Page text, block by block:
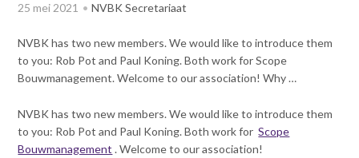
J
m
p
t
m
a
i
25 mei 2021 NVBK Secretariaat
NVBK has two new members.We would like to introduce them
to you: Rob Pot and Paul Koning.Both work for Scope
Bouwmanagement.Welcome to our association!Why …
NVBK has two new members.We would like to introduce them
to you: Rob Pot and Paul Koning.Both work forScope
Bouwmanagement .Welcome to our association!
Publicatiereeks
Nieuwsbrieven
Nieuwsarchief
Verenigingsdocumenten
Columns Bernd Karstenberg
Partners